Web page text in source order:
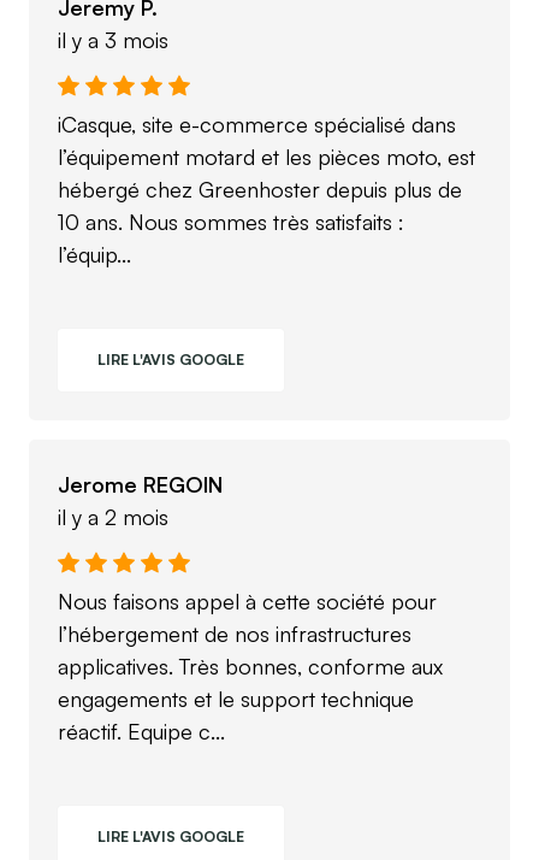
Jeremy P.
il y a 3 mois
iCasque, site e-commerce spécialisé dans
l’équipement motard et les pièces moto, est
hébergé chez Greenhoster depuis plus de
10 ans. Nous sommes très satisfaits :
l’équip...
LIRE L'AVIS GOOGLE
Jerome REGOIN
il y a 2 mois
Nous faisons appel à cette société pour
l’hébergement de nos infrastructures
applicatives. Très bonnes, conforme aux
engagements et le support technique
réactif. Equipe c...
LIRE L'AVIS GOOGLE